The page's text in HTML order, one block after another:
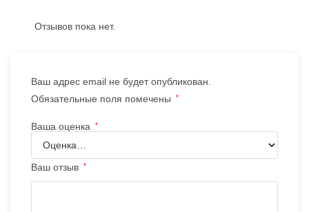
Отзывов пока нет.
Ваш адрес email не будет опубликован.
Обязательные поля помечены
*
Ваша оценка *
Ваш отзыв *